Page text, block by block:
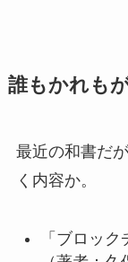
誰もかれも
最近の和書だ
く内容か。
「ブロッ